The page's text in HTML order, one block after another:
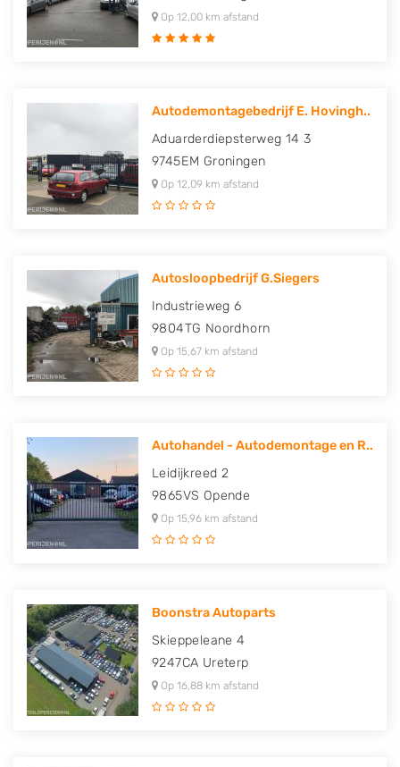
Op 12,00 km afstand
Autodemontagebedrijf E. Hovingh..
Aduarderdiepsterweg 14 3
9745EM Groningen
Op 12,09 km afstand
Autosloopbedrijf G.Siegers
Industrieweg 6
9804TG Noordhorn
Op 15,67 km afstand
Autohandel - Autodemontage en R..
Leidijkreed 2
9865VS Opende
Op 15,96 km afstand
Boonstra Autoparts
Skieppeleane 4
9247CA Ureterp
Op 16,88 km afstand